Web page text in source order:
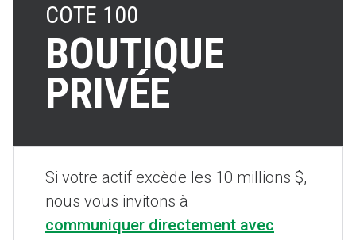
COTE 100
BOUTIQUE
PRIVÉE
Si votre actif excède les 10 millions $,
nous vous invitons à
communiquer directement avec